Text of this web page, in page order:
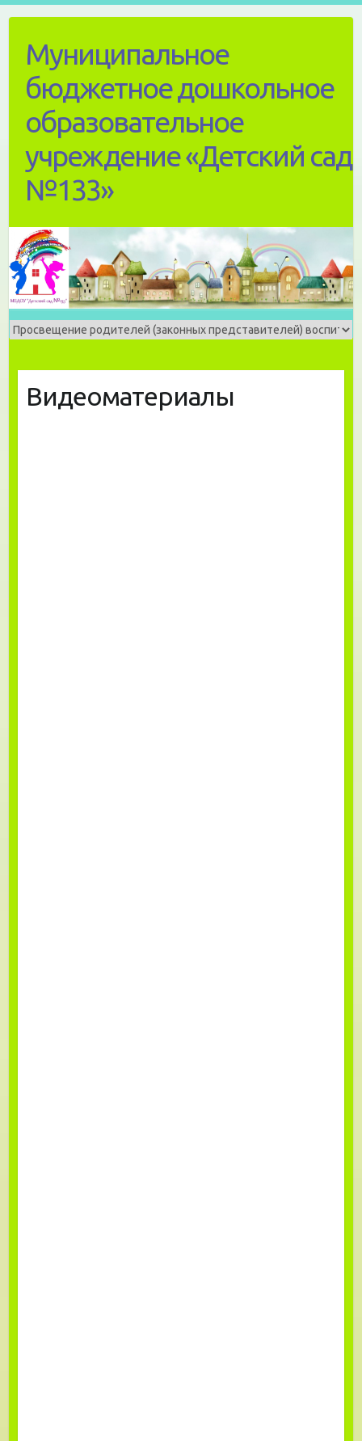
contentМуниципальное
бюджетное дошкольное
образовательное
учреждение «Детский сад
№133»
Видеоматериалы